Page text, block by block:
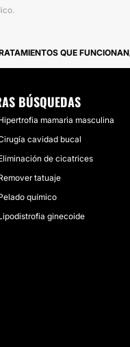
QUE FUNCIONAN
BÚSQUEDAS
mamaria masculina
cavidad bucal
de cicatrices
tatuaje
químico
ginecoide